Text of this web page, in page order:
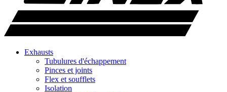
Exhausts
Tubulures d'échappement
Pinces et joints
Flex et soufflets
Isolation